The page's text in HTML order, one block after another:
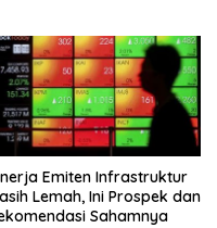
Emiten Infrastruktur
Lemah, Ini Prospek dan
Sahamnya